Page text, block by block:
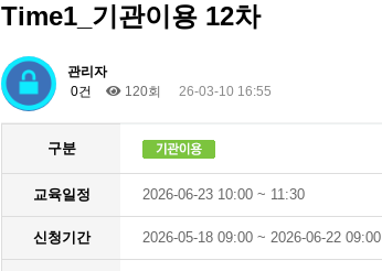
Time1_기관이용 12차
관리자
0건
120회 26-03-10 16:55
구분
교육일정 2026-06-23 10:00 ~ 11:30
신청기간 2026-05-18 09:00 ~ 2026-06-22 09:00